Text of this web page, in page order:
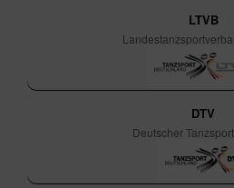
LTVB
DTV
Deutscher